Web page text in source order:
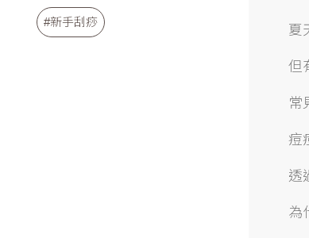
#新手刮痧
夏
但
常
痘
透
為